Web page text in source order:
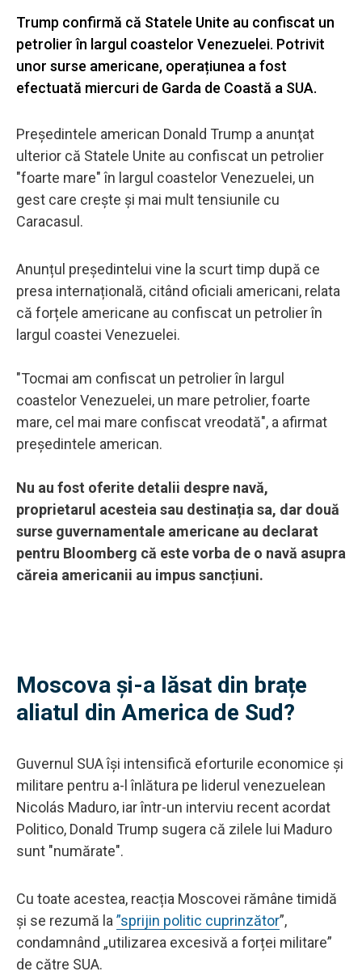
Trump confirmă că Statele Unite au confiscat un
petrolier în largul coastelor Venezuelei. Potrivit
unor surse americane, operațiunea a fost
efectuată miercuri de Garda de Coastă a SUA.
Preşedintele american Donald Trump a anunţat
ulterior că Statele Unite au confiscat un petrolier
"foarte mare" în largul coastelor Venezuelei, un
gest care creşte şi mai mult tensiunile cu
Caracasul.
Anunțul președintelui vine la scurt timp după ce
presa internațională, citând oficiali americani, relata
că forțele americane au confiscat un petrolier în
largul coastei Venezuelei.
"Tocmai am confiscat un petrolier în largul
coastelor Venezuelei, un mare petrolier, foarte
mare, cel mai mare confiscat vreodată", a afirmat
preşedintele american.
Nu au fost oferite detalii despre navă,
proprietarul acesteia sau destinația sa, dar două
surse guvernamentale americane au declarat
pentru Bloomberg că este vorba de o navă asupra
căreia americanii au impus sancțiuni.
Moscova și-a lăsat din brațe
aliatul din America de Sud?
Guvernul SUA îşi intensifică eforturile economice şi
militare pentru a-l înlătura pe liderul venezuelean
Nicolás Maduro, iar într-un interviu recent acordat
Politico, Donald Trump sugera că zilele lui Maduro
sunt "numărate".
Cu toate acestea, reacția Moscovei rămâne timidă
și se rezumă la ”sprijin politic cuprinzător”,
condamnând „utilizarea excesivă a forței militare”
de către SUA.